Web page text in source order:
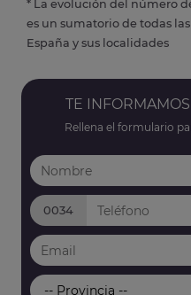
* La evolución del número
es un sumatorio de todas
España y sus localidades
TE INFORMAMOS
Rellena el formulario
0034